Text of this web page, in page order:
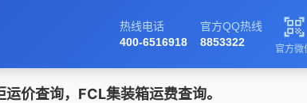
热线电话
400-6516918
官方QQ热线
8853322

官方微
价查询，FCL集装箱运费查询。